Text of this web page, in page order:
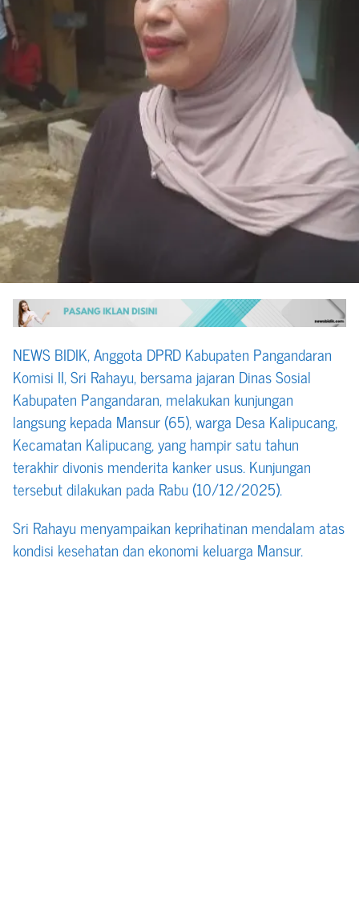
NEWS BIDIK, Anggota DPRD Kabupaten Pangandaran
Komisi II, Sri Rahayu, bersama jajaran Dinas Sosial
Kabupaten Pangandaran, melakukan kunjungan
langsung kepada Mansur (65), warga Desa Kalipucang,
Kecamatan Kalipucang, yang hampir satu tahun
terakhir divonis menderita kanker usus. Kunjungan
tersebut dilakukan pada Rabu (10/12/2025).
Sri Rahayu menyampaikan keprihatinan mendalam atas
kondisi kesehatan dan ekonomi keluarga Mansur.